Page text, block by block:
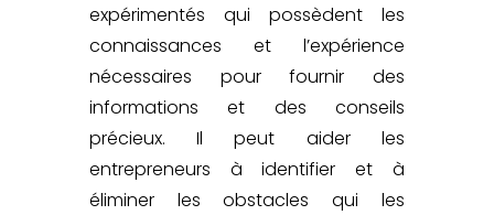
expérimentés qui possèdent les
connaissances et l’expérience
nécessaires pour fournir des
informations et des conseils
précieux. Il peut aider les
entrepreneurs à identifier et à
éliminer les obstacles qui les